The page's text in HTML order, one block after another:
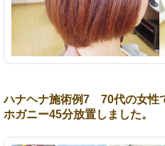
ハナヘナ施術例7 70代の女性
ホガニー45分放置しました。